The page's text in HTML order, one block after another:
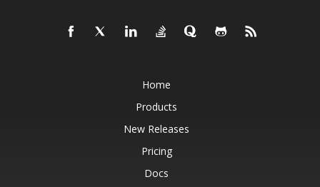
Home
Products
New Releases
Pricing
Docs